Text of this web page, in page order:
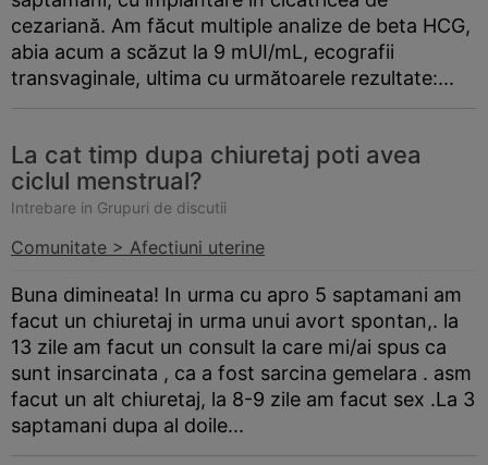
cezariană. Am făcut multiple analize de beta HCG,
abia acum a scăzut la 9 mUI/mL, ecografii
transvaginale, ultima cu următoarele rezultate:...
La cat timp dupa chiuretaj poti avea
ciclul menstrual?
Intrebare in Grupuri de discutii
Comunitate > Afectiuni uterine
Buna dimineata! In urma cu apro 5 saptamani am
facut un chiuretaj in urma unui avort spontan,. la
13 zile am facut un consult la care mi/ai spus ca
sunt insarcinata , ca a fost sarcina gemelara . asm
facut un alt chiuretaj, la 8-9 zile am facut sex .La 3
saptamani dupa al doile...